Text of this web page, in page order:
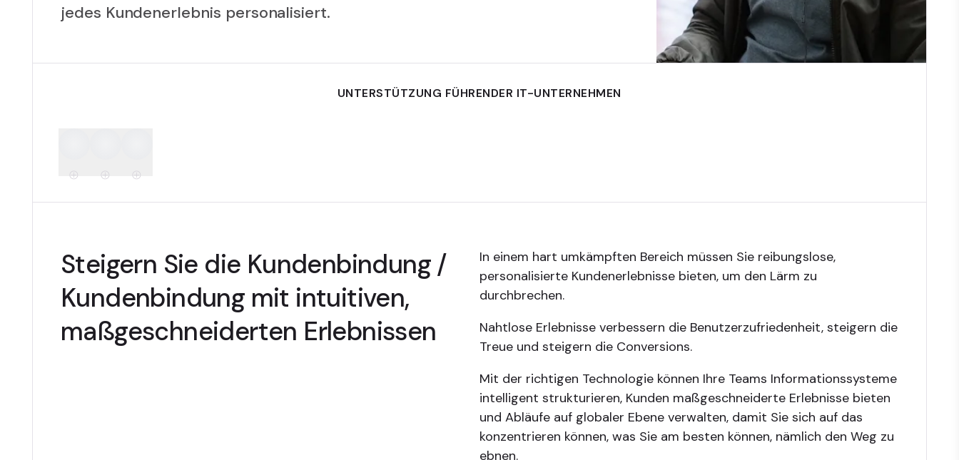
jedes Kundenerlebnis personalisiert.
UNTERSTÜTZUNG FÜHRENDER IT-UNTERNEHMEN
Steigern Sie die Kundenbindung /
Kundenbindung mit intuitiven,
maßgeschneiderten Erlebnissen
In einem hart umkämpften Bereich müssen Sie reibungslose,
personalisierte Kundenerlebnisse bieten, um den Lärm zu
durchbrechen.
Nahtlose Erlebnisse verbessern die Benutzerzufriedenheit, steigern die
Treue und steigern die Conversions.
Mit der richtigen Technologie können Ihre Teams Informationssysteme
intelligent strukturieren, Kunden maßgeschneiderte Erlebnisse bieten
und Abläufe auf globaler Ebene verwalten, damit Sie sich auf das
konzentrieren können, was Sie am besten können, nämlich den Weg zu
ebnen.